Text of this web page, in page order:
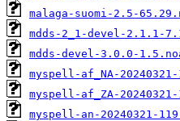
malaga-suomi-2.5-
mdds-2_1-devel-2.1.1-
mdds-devel-3.0.0-
myspell-af_NA-
myspell-af_ZA-
myspell-an-20240321-